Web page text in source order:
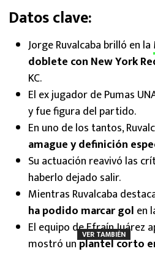
Datos clave:
Jorge Ruvalcaba brilló en la
doblete con New York
KC.
El ex jugador de Pumas
y fue figura del partido.
En uno de los tantos,
amague y definición
Su actuación reavivó las
haberlo dejado salir.
Mientras Ruvalcaba
ha podido marcar gol en
El equipo de Efraín Juárez
mostró unplantel corto
VER TAMBIÉN